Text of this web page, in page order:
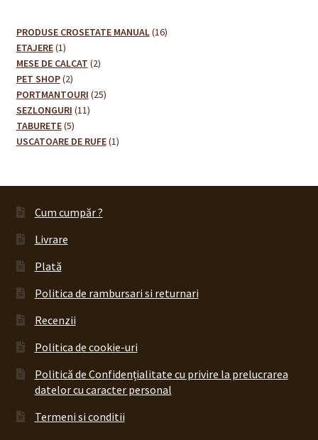
PRODUSE CROSETATE MANUAL 1616
ETAJERE 11
produs
MESE DE CALCAT 22
PET SHOP 22
produse
PORTMANTOURI 2525
SEZLONGURI 1111
TABURETE 55
produse
USCATOARE DE RUFE 11
Cum cumpăr ?
Livrare
Plată
Politica de rambursari si returnari
Recenzii
Politica de cookie-uri
Politică de Confidențialitate cu privire la prelucrarea
datelor cu caracter personal
Termeni si conditii